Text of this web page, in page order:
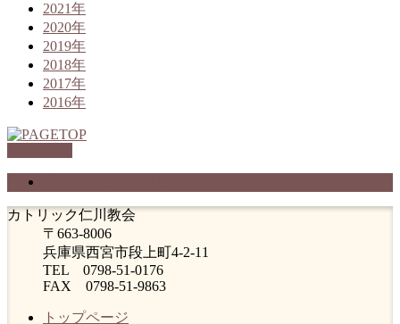
2021年
2020年
2019年
2018年
2017年
2016年
カトリック仁川教会
〒663-8006
兵庫県西宮市段上町4-2-11
TEL 0798-51-0176
FAX 0798-51-9863
トップページ